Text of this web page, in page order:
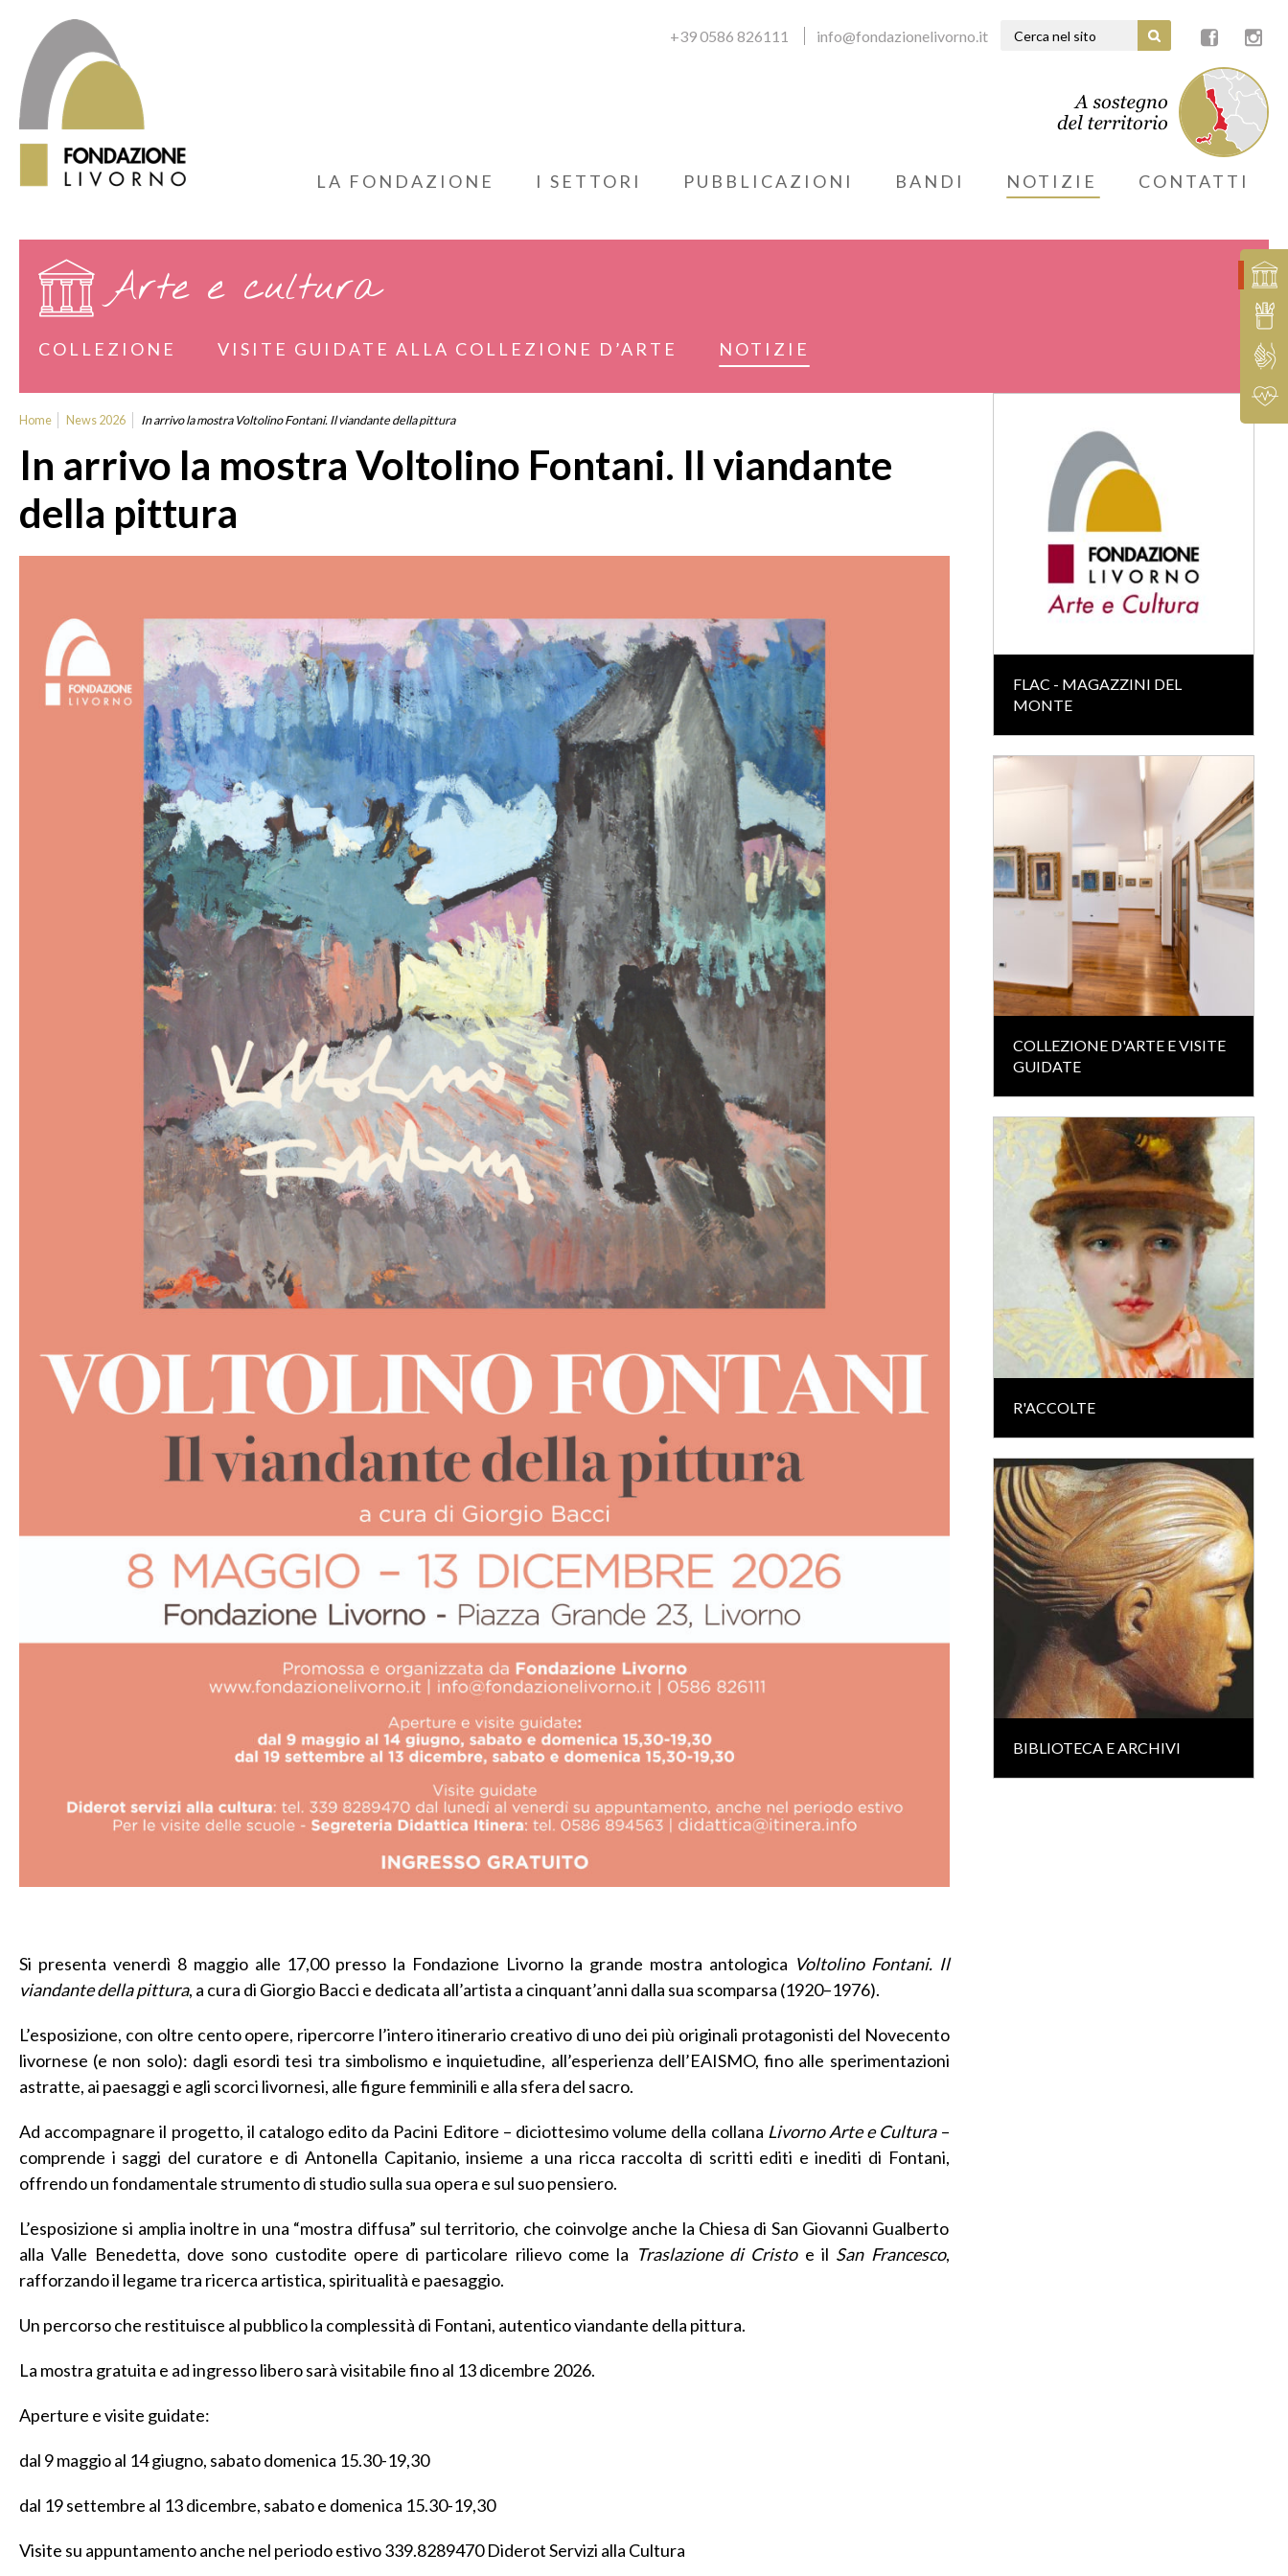
+39 0586 826111 info@fondazionelivorno.it
LA FONDAZIONE I SETTORI PUBBLICAZIONI BANDI NOTIZIE CONTATTI
Arte e cultura
COLLEZIONE VISITE GUIDATE ALLA COLLEZIONE D’ARTE NOTIZIE
Home News 2026 In arrivo la mostra Voltolino Fontani. Il viandante della pittura
In arrivo la mostra Voltolino Fontani. Il viandante
della pittura
Si presenta venerdì 8 maggio alle 17,00 presso la Fondazione Livorno la grande mostra antologica Voltolino Fontani. Il
viandante della pittura, a cura di Giorgio Bacci e dedicata all’artista a cinquant’anni dalla sua scomparsa (1920–1976).
L’esposizione, con oltre cento opere, ripercorre l’intero itinerario creativo di uno dei più originali protagonisti del Novecento
livornese (e non solo): dagli esordi tesi tra simbolismo e inquietudine, all’esperienza dell’EAISMO, fino alle sperimentazioni
astratte, ai paesaggi e agli scorci livornesi, alle figure femminili e alla sfera del sacro.
Ad accompagnare il progetto, il catalogo edito da Pacini Editore – diciottesimo volume della collana Livorno Arte e Cultura–
comprende i saggi del curatore e di Antonella Capitanio, insieme a una ricca raccolta di scritti editi e inediti di Fontani,
offrendo un fondamentale strumento di studio sulla sua opera e sul suo pensiero.
L’esposizione si amplia inoltre in una “mostra diffusa” sul territorio, che coinvolge anche la Chiesa di San Giovanni Gualberto
alla Valle Benedetta, dove sono custodite opere di particolare rilievo come la Traslazione di Cristoe il San Francesco,
rafforzando il legame tra ricerca artistica, spiritualità e paesaggio.
Un percorso che restituisce al pubblico la complessità di Fontani, autentico viandante della pittura.
La mostra gratuita e ad ingresso libero sarà visitabile fino al 13 dicembre 2026.
Aperture e visite guidate:
dal 9 maggio al 14 giugno, sabato domenica 15.30-19,30
dal 19 settembre al 13 dicembre, sabato e domenica 15.30-19,30
Visite su appuntamento anche nel periodo estivo 339.8289470 Diderot Servizi alla Cultura
FLAC - MAGAZZINI DEL
MONTE
COLLEZIONE D'ARTE E VISITE
GUIDATE
R'ACCOLTE
BIBLIOTECA E ARCHIVI